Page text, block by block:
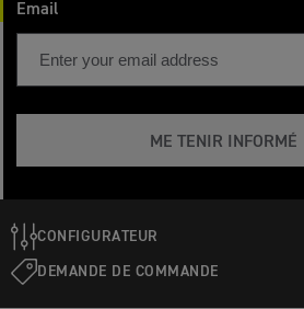
Email
ME TENIR INFORMÉ
CONFIGURATEUR
DEMANDE DE COMMANDE